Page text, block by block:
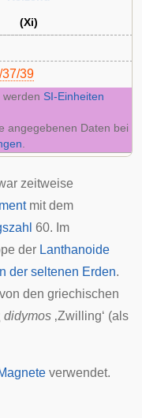
(Xi)
37/39
werden SI-Einheiten
angegebenen Daten bei
zeitweise
mit dem
60. Im
der Lanthanoide
der seltenen Erden.
den griechischen
didymos ‚Zwilling‘ (als
verwendet.